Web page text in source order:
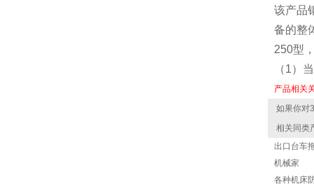
该产品
备的整
250型
（1）
产品相关
如果你对
相关同类
出口台车
机械家
各种机床